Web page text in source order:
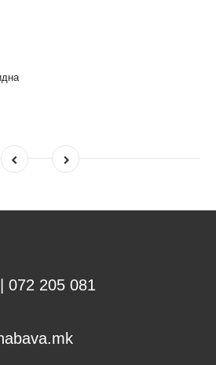
072 205 081